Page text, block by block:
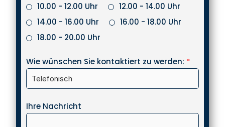
10.00 - 12.00 Uhr
12.00 - 14.00 Uhr
14.00 - 16.00 Uhr
16.00 - 18.00 Uhr
18.00 - 20.00 Uhr
Wie wünschen Sie kontaktiert zu werden: *
Ihre Nachricht